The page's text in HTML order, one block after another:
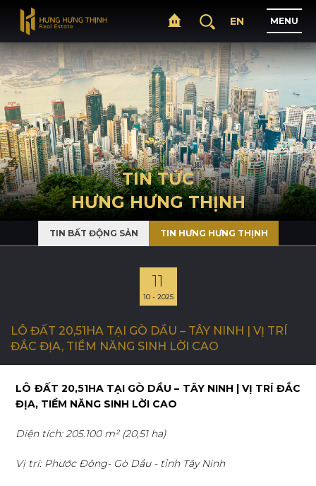
TRANG CHỦ
GIỚI THIỆU
DỰ Á N
C HOẠ
IN TỨ
CƠ HỘI NGHỀ NGHIỆP
LIÊN H
EN MENU
TIN TỨC
HƯNG HƯNG THỊNH
TIN BẤT ĐỘNG SẢN TIN HƯNG HƯNG THỊNH
11
10 - 2025
LÔ ĐẤT 20,51HA TẠI GÒ DẦU – TÂY NINH | VỊ TRÍ
ĐẮC ĐỊA, TIỀM NĂNG SINH LỜI CAO
LÔ ĐẤT 20,51HA TẠI GÒ DẦU – TÂY NINH | VỊ TRÍ ĐẮC
ĐỊA, TIỀM NĂNG SINH LỜI CAO
Diện tích: 205.100 m² (20,51 ha)
Vị trí: Phước Đông- Gò Dầu - tỉnh Tây Ninh